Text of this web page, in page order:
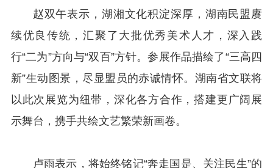
赵双午表示，湖湘文化积淀深厚，湖南民盟赓
续优良传统，汇聚了大批优秀美术人才，深入践
行“二为”方向与“双百”方针。参展作品描绘了“三高四
新”生动图景，尽显盟员的赤诚情怀。湖南省文联将
以此次展览为纽带，深化各方合作，搭建更广阔展
示舞台，携手共绘文艺繁荣新画卷。
卢雨表示，将始终铭记“奔走国是、关注民生”的